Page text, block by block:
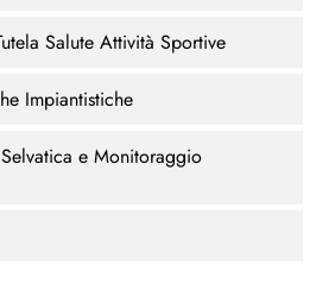
Salute Attività Sportive
Impiantistiche
e Monitoraggio